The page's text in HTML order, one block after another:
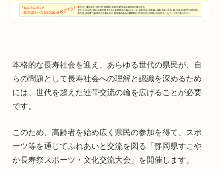
本格的な長寿社会を迎え、あらゆる世代の県民が、自
らの問題として長寿社会への理解と認識を深めるため
には、世代を超えた連帯交流の輪を広げることが必要
です。
このため、高齢者を始め広く県民の参加を得て、スポ
ーツ等を通じてふれあいと交流を図る「静岡県すこや
か長寿祭スポーツ・文化交流大会」を開催します。